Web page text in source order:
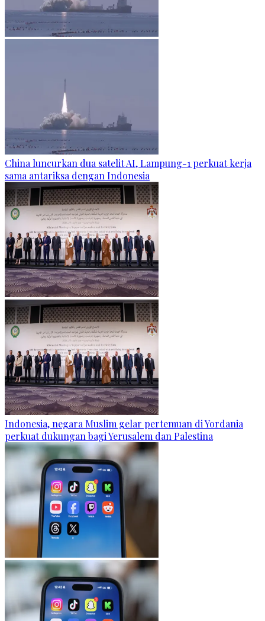
China luncurkan dua satelit AI, Lampung-1 perkuat kerja
sama antariksa dengan Indonesia
Indonesia, negara Muslim gelar pertemuan di Yordania
perkuat dukungan bagi Yerusalem dan Palestina